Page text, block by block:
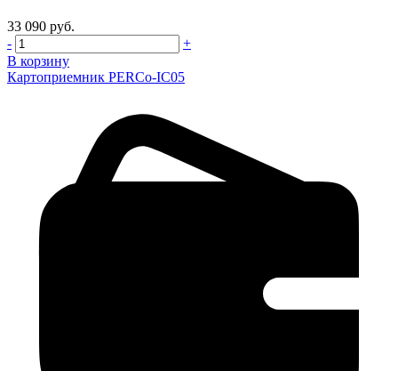
33 090 руб.
-
+
В корзину
Картоприемник PERCo-IC05